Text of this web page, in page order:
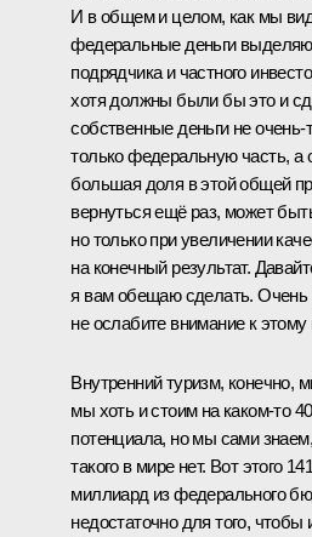
И в общем и целом, как мы
федеральные деньги
подрядчика и частного
хотя должны были бы это и
собственные деньги не
только федеральную часть, а
большая доля в этой общей
вернуться ещё раз, может
но только при увеличении
на конечный результат.
я вам обещаю сделать. Очень
не ослабите внимание к этому
Внутренний туризм, конечно,
мы хоть и стоим на каком‑то
потенциала, но мы сами
такого в мире нет. Вот этого
миллиард из федерального
недостаточно для того, чтобы